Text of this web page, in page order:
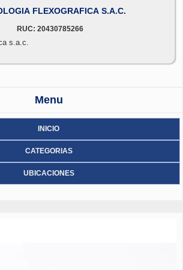
FLEXOGRAFICA S.A.C.
RUC: 20430785266
s.a.c.
Menu
INICIO
CATEGORIAS
UBICACIONES